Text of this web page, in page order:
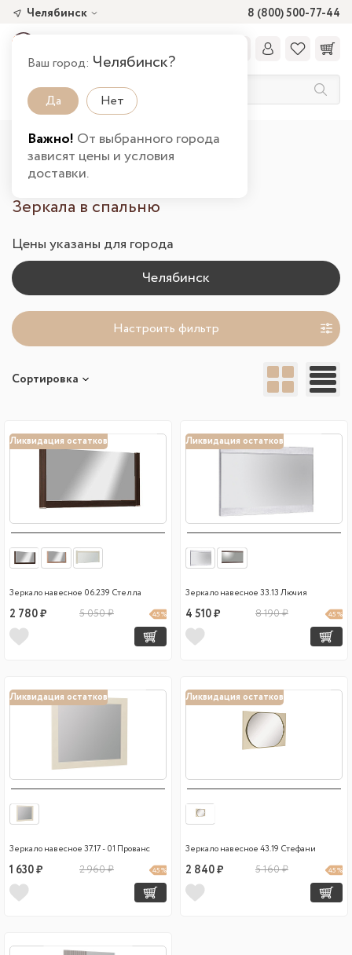
8 (800) 500-77-44
Челябинск
Ваш город: Челябинск?
Да Нет
Важно! От выбранного города
зависят цены и условия
доставки.
Главная Каталог товаров
Спальня
Зеркала в Челябинске
Зеркала в спальню
Цены указаны для города
Настроить фильтр
Сортировка
Ликвидация остатков
Зеркало навесное 06.239 Стелла
2 780 ₽ 5 050 ₽ 45 %
Ликвидация остатков
Зеркало навесное 33.13 Лючия
4 510 ₽ 8 190 ₽ 45 %
Ликвидация остатков
Зеркало навесное 37.17 - 01 Прованс
1 630 ₽ 2 960 ₽ 45 %
Ликвидация остатков
Зеркало навесное 43.19 Стефани
2 840 ₽ 5 160 ₽ 45 %